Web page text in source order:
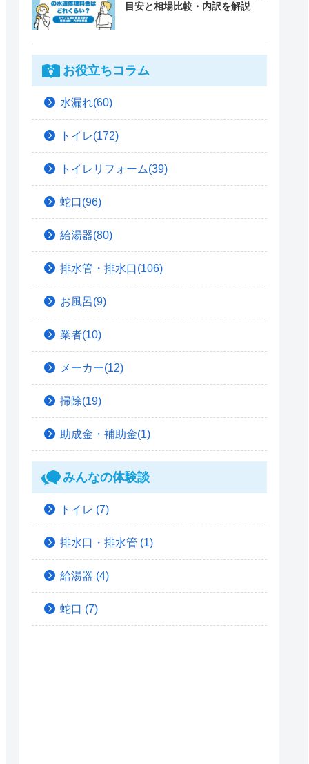
目安と相場比較・内訳を解説
お役立ちコラム
水漏れ(60)
トイレ(172)
トイレリフォーム(39)
蛇口(96)
給湯器(80)
排水管・排水口(106)
お風呂(9)
業者(10)
メーカー(12)
掃除(19)
助成金・補助金(1)
みんなの体験談
トイレ (7)
排水口・排水管 (1)
給湯器 (4)
蛇口 (7)